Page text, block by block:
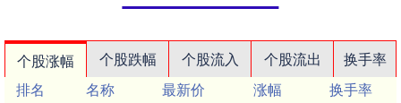
个股涨幅 个股跌幅 个股流入 个股流出
换手率
排名
名称 最新价 涨幅
换手率